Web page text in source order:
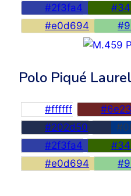
#2f3fa4
#e0d694
Polo Piqué
#ffffff
#202d50
#2f3fa4
#e0d694